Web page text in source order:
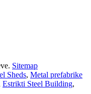
Sitemap
Sheds, Metal prefabrike
Estrikti Steel Building,